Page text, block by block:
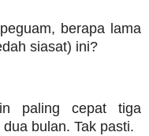
berapa lama
siasat) ini?
paling cepat tiga
bulan. Tak pasti.